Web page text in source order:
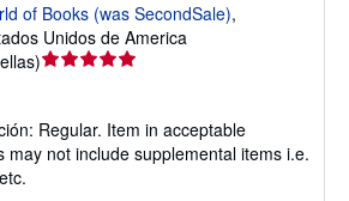
of Books (was SecondSale),
Unidos de America
)Calificación
5
de
Regular. Item in acceptable
may not include supplemental items i.e.